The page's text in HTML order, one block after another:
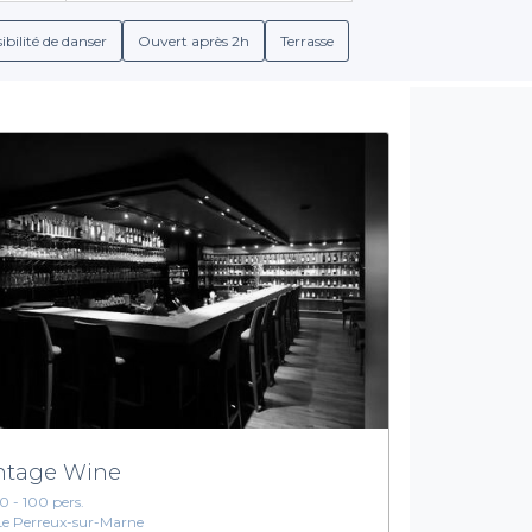
détails sur les conditions d'accueil, ainsi que sur les menus
à Privateaser, planifier un afterwork à Bry-sur-Marne est
en quelques clics. Offrez-vous un moment de
chaleureuse des lieux que nous avons soigneusement
toutes les options et vous assurer un afterwork
de danser Ouvert après 2h Terrasse
Wine
- 100 pers.
Perreux-sur-Marne